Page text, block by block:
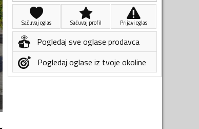
Sačuvaj oglas Sačuvaj profil Prijavi oglas
Pogledaj sve oglase prodavca
Pogledaj oglase iz tvoje okoline